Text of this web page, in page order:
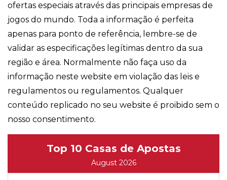
ofertas especiais através das principais empresas de
jogos do mundo. Toda a informação é perfeita
apenas para ponto de referência, lembre-se de
validar as especificações legítimas dentro da sua
região e área. Normalmente não faça uso da
informação neste website em violação das leis e
regulamentos ou regulamentos. Qualquer
conteúdo replicado no seu website é proibido sem o
nosso consentimento.
Top 10 Casas de Apostas
August 2026